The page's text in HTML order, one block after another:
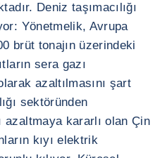
Deniz taşımacılığı
Yönetmelik, Avrupa
brüt tonajın üzerindeki
sera gazı
azaltılmasını şart
sektöründen
azaltmaya kararlı olan Çin
kıyı elektrik